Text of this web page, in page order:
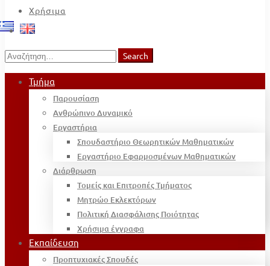
Χρήσιμα
Search
for:
Search
Τμήμα
Παρουσίαση
Ανθρώπινο Δυναμικό
Εργαστήρια
Σπουδαστήριο Θεωρητικών Μαθηματικών
Εργαστήριο Εφαρμοσμένων Μαθηματικών
Διάρθρωση
Τομείς και Επιτροπές Τμήματος
Μητρώο Εκλεκτόρων
Πολιτική Διασφάλισης Ποιότητας
Χρήσιμα έγγραφα
Εκπαίδευση
Προπτυχιακές Σπουδές